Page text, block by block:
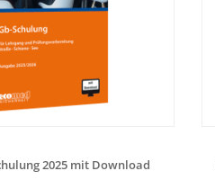
2025 mit Download